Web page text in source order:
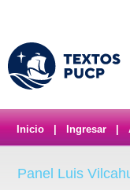
Inicio Ingresar
Panel Luis